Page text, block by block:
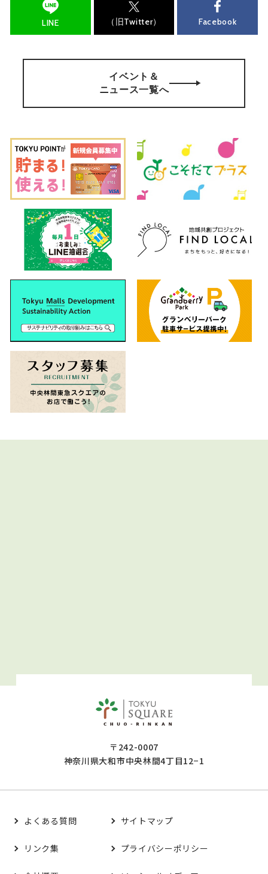
LINE （旧Twitter） Facebook
イベント＆
ニュース一覧へ
〒242-0007
神奈川県大和市中央林間4丁目12−1
よくある質問 サイトマップ
リンク集 プライバシーポリシー